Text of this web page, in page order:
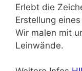
Erlebt die
Erstellung
Wir malen mit
Leinwände.